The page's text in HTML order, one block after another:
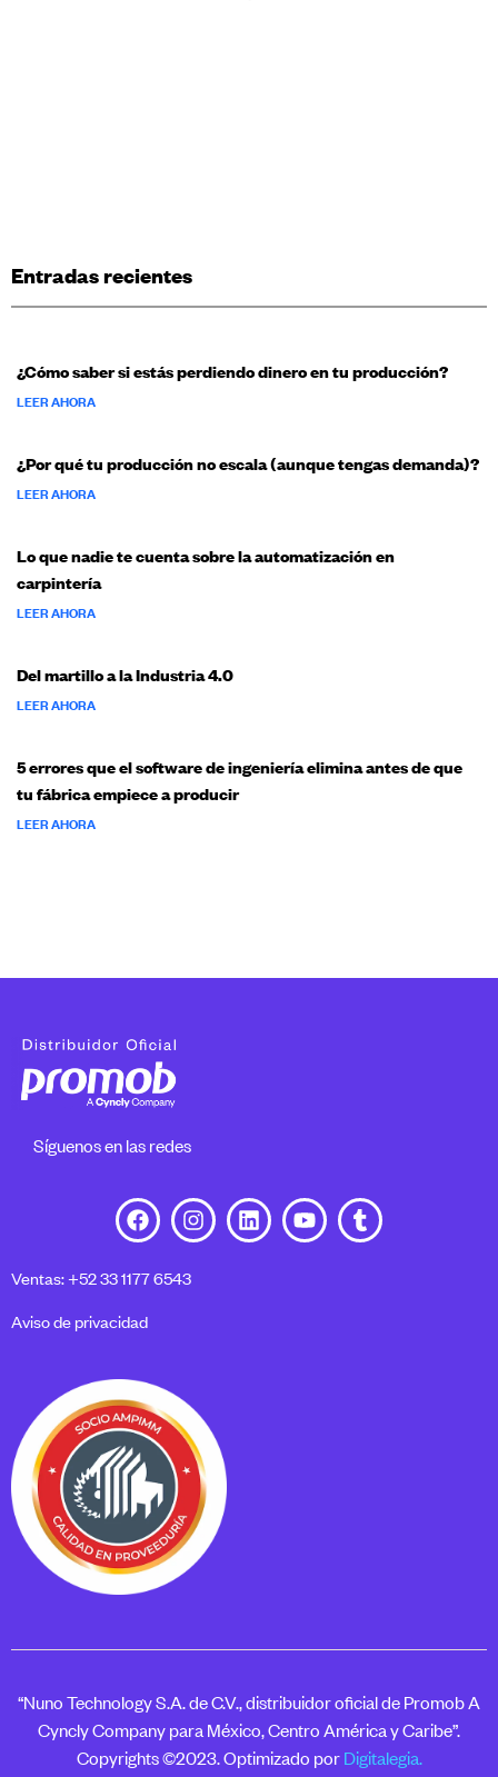
Entradas recientes
¿Cómo saber si estás perdiendo dinero en tu producción?
LEER AHORA
¿Por qué tu producción no escala (aunque tengas demanda)?
LEER AHORA
Lo que nadie te cuenta sobre la automatización en
carpintería
LEER AHORA
Del martillo a la Industria 4.0
LEER AHORA
5 errores que el software de ingeniería elimina antes de que
tu fábrica empiece a producir
LEER AHORA
Síguenos en las redes
Ventas: +52 33 1177 6543
Aviso de privacidad
“Nuno Technology S.A. de C.V., distribuidor oficial de Promob A
Cyncly Company para México, Centro América y Caribe”.
Copyrights ©2023. Optimizado por Digitalegia.